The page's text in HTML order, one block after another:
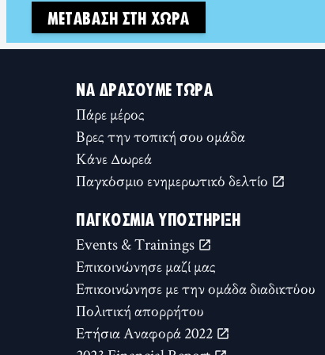
ΜΕΤΆΒΑΣΗ ΣΤΗ ΧΏΡΑ
ΝΑ ΔΡΆΣΟΥΜΕ ΤΏΡΑ
Πάρε μέρος
Βρες την τοπική σου ομάδα
Κάνε Δωρεά
Παγκόσμιο ενημερωτικό δελτίο
ΠΑΓΚΌΣΜΙΑ ΥΠΟΣΤΉΡΙΞΗ
Events & Trainings
Επικοινώνησε μαζί μας
Επικοινώνησε με την ομάδα διαδικτύου
Πολιτική απορρήτου
Ετήσια Αναφορά 2022